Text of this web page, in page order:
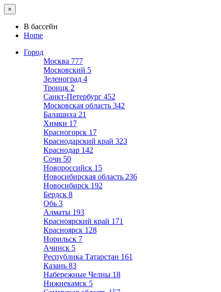
×
В бассейн
Home
Город
Москва 777
Московский 5
Зеленоград 4
Троицк 2
Санкт-Петербург 452
Московская область 342
Балашиха 21
Химки 17
Красногорск 17
Краснодарский край 323
Краснодар 142
Сочи 50
Новороссийск 15
Новосибирская область 236
Новосибирск 192
Бердск 8
Обь 3
Алматы 193
Красноярский край 171
Красноярск 128
Норильск 7
Ачинск 5
Республика Татарстан 161
Казань 83
Набережные Челны 18
Нижнекамск 5